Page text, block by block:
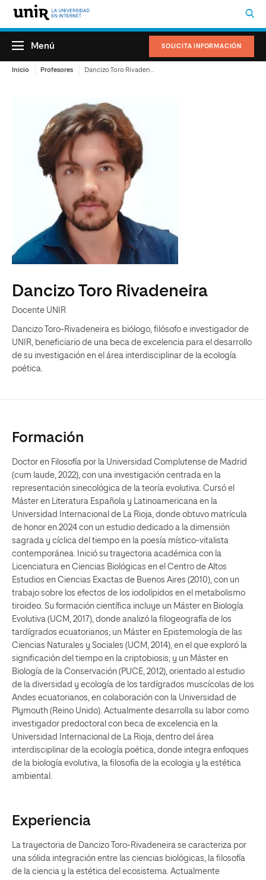
SOLICITA INFORMACIÓN
Menú
Inicio Profesores
Dancizo Toro Rivadeneira
Docente UNIR
Dancizo Toro-Rivadeneira es biólogo, filósofo e investigador de
UNIR, beneficiario de una beca de excelencia para el desarrollo
de su investigación en el área interdisciplinar de la ecología
poética.
Formación
Doctor en Filosofía por la Universidad Complutense de Madrid
(cum laude, 2022), con una investigación centrada en la
representación sinecológica de la teoría evolutiva. Cursó el
Máster en Literatura Española y Latinoamericana en la
Universidad Internacional de La Rioja, donde obtuvo matrícula
de honor en 2024 con un estudio dedicado a la dimensión
sagrada y cíclica del tiempo en la poesía místico-vitalista
contemporánea. Inició su trayectoria académica con la
Licenciatura en Ciencias Biológicas en el Centro de Altos
Estudios en Ciencias Exactas de Buenos Aires (2010), con un
trabajo sobre los efectos de los iodolípidos en el metabolismo
tiroideo. Su formación científica incluye un Máster en Biología
Evolutiva (UCM, 2017), donde analizó la filogeografía de los
tardígrados ecuatorianos; un Máster en Epistemología de las
Ciencias Naturales y Sociales (UCM, 2014), en el que exploró la
significación del tiempo en la criptobiosis; y un Máster en
Biología de la Conservación (PUCE, 2012), orientado al estudio
de la diversidad y ecología de los tardígrados muscícolas de los
Andes ecuatorianos, en colaboración con la Universidad de
Plymouth (Reino Unido). Actualmente desarrolla su labor como
investigador predoctoral con beca de excelencia en la
Universidad Internacional de La Rioja, dentro del área
interdisciplinar de la ecología poética, donde integra enfoques
de la biología evolutiva, la filosofía de la ecologia y la estética
ambiental.
Experiencia
La trayectoria de Dancizo Toro-Rivadeneira se caracteriza por
una sólida integración entre las ciencias biológicas, la filosofía
de la ciencia y la estética del ecosistema. Actualmente